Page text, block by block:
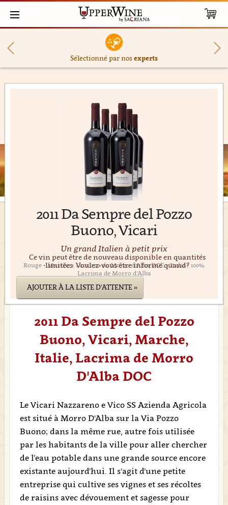
Sélectionné par nosexperts
2011 Da Sempre del Pozzo
Buono, Vicari
Un grand Italien à petit prix
Rouge • Marche • Lacrima de Morro d'Alba DOC • Italie • 100%
Lacrima de Morro d'Alba
Ce vin peut être de nouveau disponible en quantités
limitées. Voulez-vous être informé quand?
AJOUTER À LA LISTE D'ATTENTE »
2011 Da Sempre del Pozzo
Buono, Vicari, Marche,
Italie, Lacrima de Morro
D'Alba DOC
Le Vicari Nazzareno e Vico SS Azienda Agricola
est situé à Morro D'Alba sur la Via Pozzo
Buono; dans la même rue, autre fois utilisée
par les habitants de la ville pour aller chercher
de l’eau potable dans une grande source encore
existante aujourd'hui. Il s'agit d'une petite
entreprise qui cultive ses vignes et ses récoltes
de raisins avec dévouement et sagesse pour